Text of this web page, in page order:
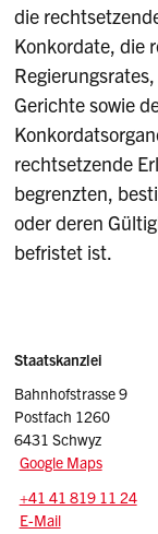
die
Konkordate, die
Gerichte sowie
rechtsetzende
begrenzten,
oder deren
befristet ist.
Sidebar
Adresse
Staatskanzlei
Bahnhofstrasse 9
Postfach 1260
6431 Schwyz
Google Maps
Tel.:
+41 41 819 11 24
E-Mail: srsz
E-Mail